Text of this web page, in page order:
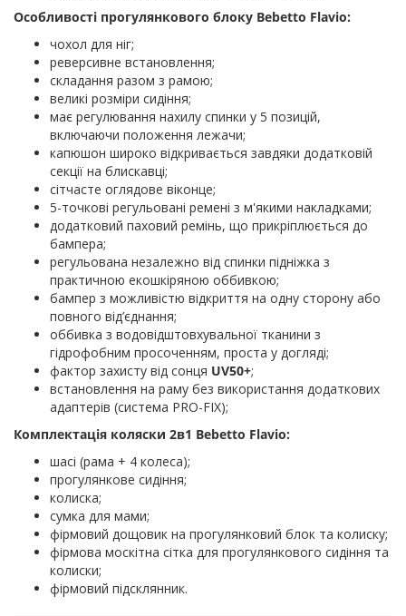
Особливості прогулянкового блоку Bebetto Flavio:
чохол для ніг;
реверсивне встановлення;
складання разом з рамою;
великі розміри сидіння;
має регулювання нахилу спинки у 5 позицій,
включаючи положення лежачи;
капюшон широко відкривається завдяки додатковій
секції на блискавці;
сітчасте оглядове віконце;
5-точкові регульовані ремені з м'якими накладками;
додатковий паховий ремінь, що прикріплюється до
бампера;
регульована незалежно від спинки підніжка з
практичною екошкіряною оббивкою;
бампер з можливістю відкриття на одну сторону або
повного від’єднання;
оббивка з водовідштовхувальної тканини з
гідрофобним просоченням, проста у догляді;
фактор захисту від сонця UV50+;
встановлення на раму без використання додаткових
адаптерів (система PRO-FIX);
Комплектація коляски 2в1 Bebetto Flavio:
шасі (рама + 4 колеса);
прогулянкове сидіння;
колиска;
сумка для мами;
фірмовий дощовик на прогулянковий блок та колиску;
фірмова москітна сітка для прогулянкового сидіння та
колиски;
фірмовий підсклянник.